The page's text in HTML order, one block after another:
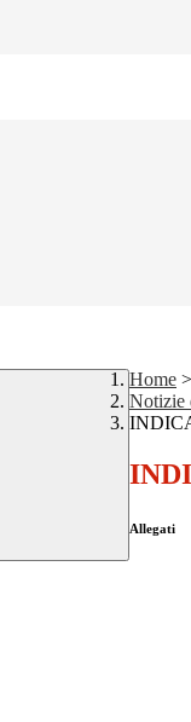
Home >
Notizie
Allegati